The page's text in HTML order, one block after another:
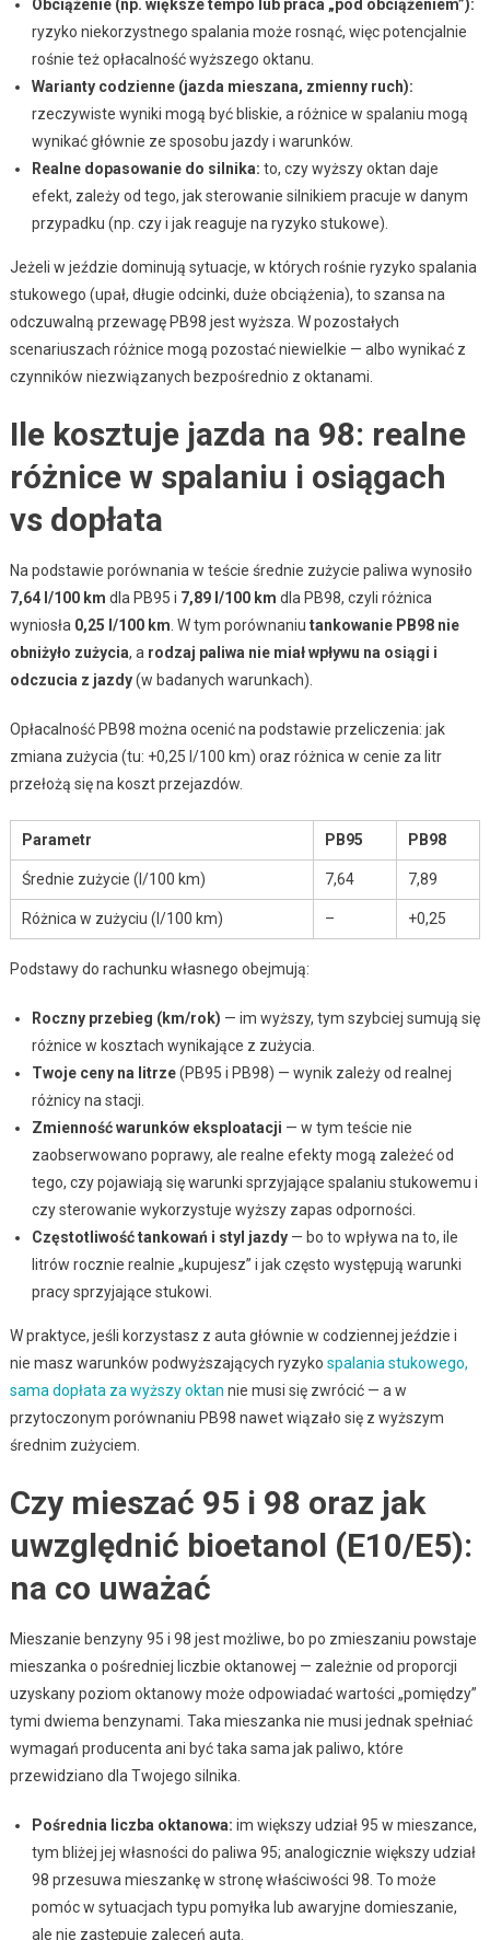
Obciążenie (np. większe tempo lub praca „pod obciążeniem”):
ryzyko niekorzystnego spalania może rosnąć, więc potencjalnie
rośnie też opłacalność wyższego oktanu.
Warianty codzienne (jazda mieszana, zmienny ruch):
rzeczywiste wyniki mogą być bliskie, a różnice w spalaniu mogą
wynikać głównie ze sposobu jazdy i warunków.
Realne dopasowanie do silnika: to, czy wyższy oktan daje
efekt, zależy od tego, jak sterowanie silnikiem pracuje w danym
przypadku (np. czy i jak reaguje na ryzyko stukowe).
Jeżeli w jeździe dominują sytuacje, w których rośnie ryzyko spalania
stukowego (upał, długie odcinki, duże obciążenia), to szansa na
odczuwalną przewagę PB98 jest wyższa. W pozostałych
scenariuszach różnice mogą pozostać niewielkie — albo wynikać z
czynników niezwiązanych bezpośrednio z oktanami.
Ile kosztuje jazda na 98: realne
różnice w spalaniu i osiągach
vs dopłata
Na podstawie porównania w teście średnie zużycie paliwa wynosiło
7,64 l/100 km dla PB95 i 7,89 l/100 km dla PB98, czyli różnica
wyniosła 0,25 l/100 km . W tym porównaniu tankowanie PB98 nie
obniżyło zużycia, a rodzaj paliwa nie miał wpływu na osiągi i
odczucia z jazdy(w badanych warunkach).
Opłacalność PB98 można ocenić na podstawie przeliczenia: jak
zmiana zużycia (tu: +0,25 l/100 km) oraz różnica w cenie za litr
przełożą się na koszt przejazdów.
Parametr PB95 PB98
Średnie zużycie (l/100 km) 7,64 7,89
Różnica w zużyciu (l/100 km) – +0,25
Podstawy do rachunku własnego obejmują:
Roczny przebieg (km/rok) — im wyższy, tym szybciej sumują się
różnice w kosztach wynikające z zużycia.
Twoje ceny na litrze(PB95 i PB98) — wynik zależy od realnej
różnicy na stacji.
Zmienność warunków eksploatacji — w tym teście nie
zaobserwowano poprawy, ale realne efekty mogą zależeć od
tego, czy pojawiają się warunki sprzyjające spalaniu stukowemu i
czy sterowanie wykorzystuje wyższy zapas odporności.
Częstotliwość tankowań i styl jazdy— bo to wpływa na to, ile
litrów rocznie realnie „kupujesz” i jak często występują warunki
pracy sprzyjające stukowi.
W praktyce, jeśli korzystasz z auta głównie w codziennej jeździe i
nie masz warunków podwyższających ryzyko spalania stukowego,
sama dopłata za wyższy oktan nie musi się zwrócić — a w
przytoczonym porównaniu PB98 nawet wiązało się z wyższym
średnim zużyciem.
Czy mieszać 95 i 98 oraz jak
uwzględnić bioetanol (E10/E5):
na co uważać
Mieszanie benzyny 95 i 98 jest możliwe, bo po zmieszaniu powstaje
mieszanka o pośredniej liczbie oktanowej — zależnie od proporcji
uzyskany poziom oktanowy może odpowiadać wartości „pomiędzy”
tymi dwiema benzynami. Taka mieszanka nie musi jednak spełniać
wymagań producenta ani być taka sama jak paliwo, które
przewidziano dla Twojego silnika.
Pośrednia liczba oktanowa: im większy udział 95 w mieszance,
tym bliżej jej własności do paliwa 95; analogicznie większy udział
98 przesuwa mieszankę w stronę właściwości 98. To może
pomóc w sytuacjach typu pomyłka lub awaryjne domieszanie,
ale nie zastępuje zaleceń auta.